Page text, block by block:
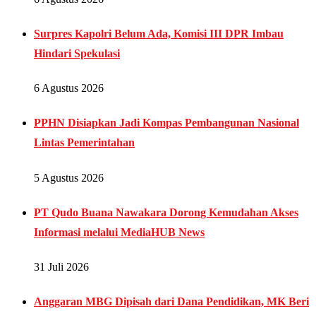
Surpres Kapolri Belum Ada, Komisi III DPR Imbau
Hindari Spekulasi
6 Agustus 2026
PPHN Disiapkan Jadi Kompas Pembangunan Nasional
Lintas Pemerintahan
5 Agustus 2026
PT Qudo Buana Nawakara Dorong Kemudahan Akses
Informasi melalui MediaHUB News
31 Juli 2026
Anggaran MBG Dipisah dari Dana Pendidikan, MK Beri